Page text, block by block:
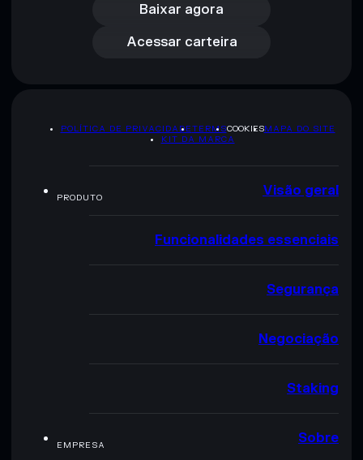
Baixar agora
Acessar carteira
Acessar carteira
POLÍTICA DE PRIVACIDADETERMSCOOKIESMAPA DO SITE
KIT DA MARCA
PRODUTO Visão geral
Funcionalidades essenciais
Segurança
Negociação
Staking
EMPRESA Sobre